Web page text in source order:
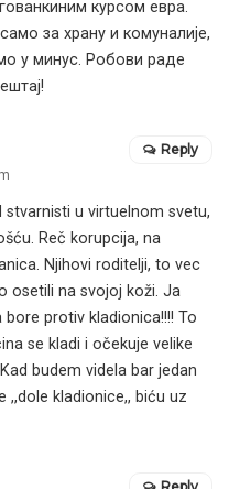
курсом евра.
за храну и комуналије,
у минус. Робови раде
stvarnisti u virtuelnom svetu,
Reč korupcija, na
Njihovi roditelji, to vec
osetili na svojoj koži. Ja
protiv kladionica!!!! To
se kladi i očekuje velike
budem videla bar jedan
,,dole kladionice,, biću uz
Reply